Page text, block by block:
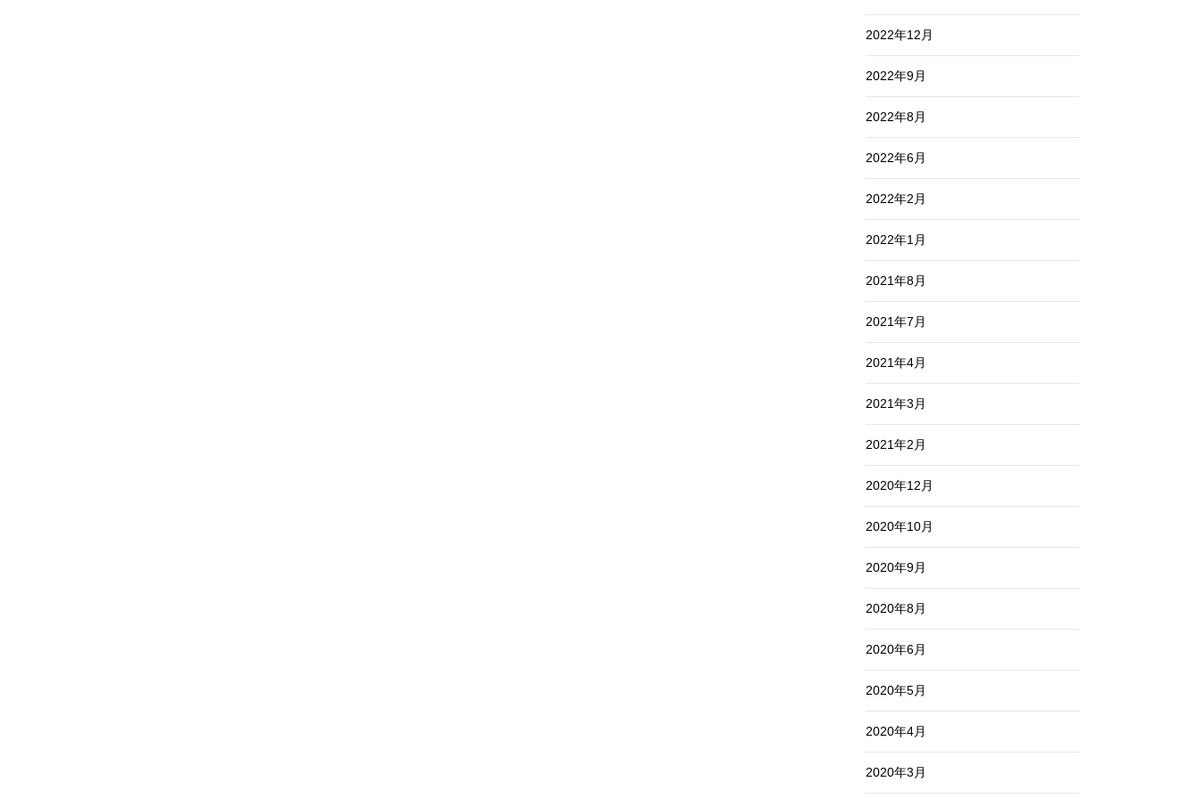
2022年12月
2022年9月
2022年8月
2022年6月
2022年2月
2022年1月
2021年8月
2021年7月
2021年4月
2021年3月
2021年2月
2020年12月
2020年10月
2020年9月
2020年8月
2020年6月
2020年5月
2020年4月
2020年3月